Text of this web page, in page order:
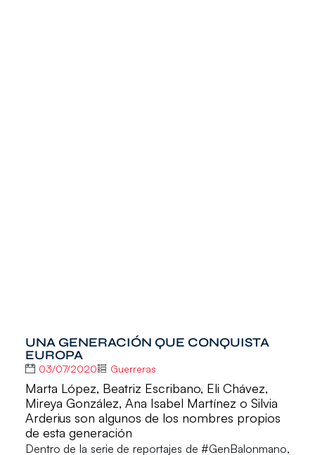
UNA GENERACIÓN QUE CONQUISTA
EUROPA
03/07/2020 Guerreras
Marta López, Beatriz Escribano, Eli Chávez,
Mireya González, Ana Isabel Martínez o Silvia
Arderius son algunos de los nombres propios
de esta generación
Dentro de la serie de reportajes de#GenBalonmano,